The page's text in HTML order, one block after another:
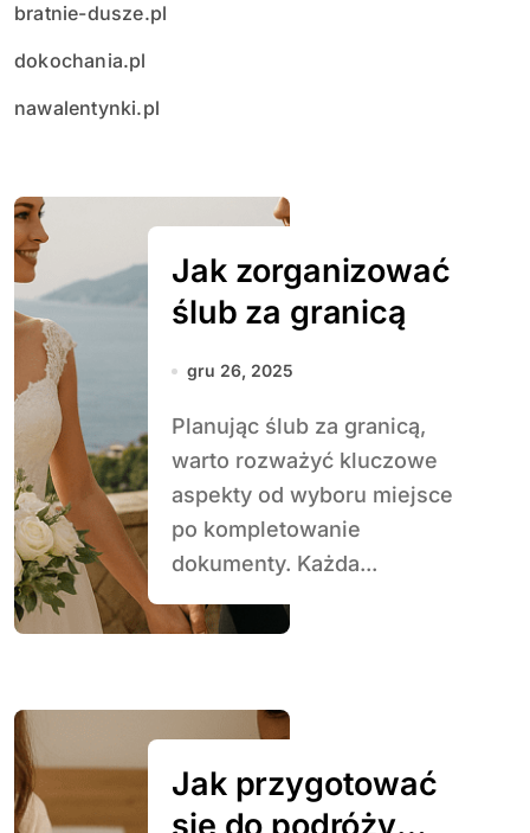
bratnie-dusze.pl
dokochania.pl
nawalentynki.pl
Jak zorganizować
ślub za granicą
gru 26, 2025
Planując ślub za granicą,
warto rozważyć kluczowe
aspekty od wyboru miejsce
po kompletowanie
dokumenty. Każda...
Jak przygotować